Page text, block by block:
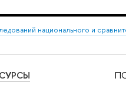
национального и